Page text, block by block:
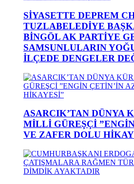
SİYASETTE DEPREM
TUZLABELEDİYE
BİNGÖL AK PARTİYE
SAMSUNLULARIN
İLÇEDE DENGELER
ASARCIK’TAN DÜNYA
MİLLİ GÜREŞÇİ
VE ZAFER DOLU